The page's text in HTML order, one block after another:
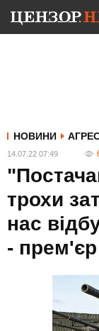
НОВИНИ
14.07.22 07:49
трохи
нас
- прем'єр